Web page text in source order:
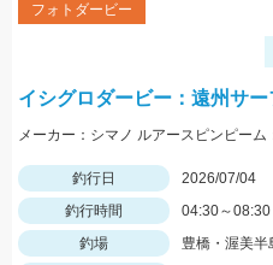
フォトダービー
イシグロダービー：遠州サ
釣行日
2026/07/04
釣行時間
04:30～08:30
釣場
豊橋・渥美半